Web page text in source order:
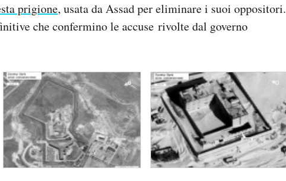
prigione, usata da Assad per eliminare i suoi oppositori.
che confermino le accuse rivolte dal governo